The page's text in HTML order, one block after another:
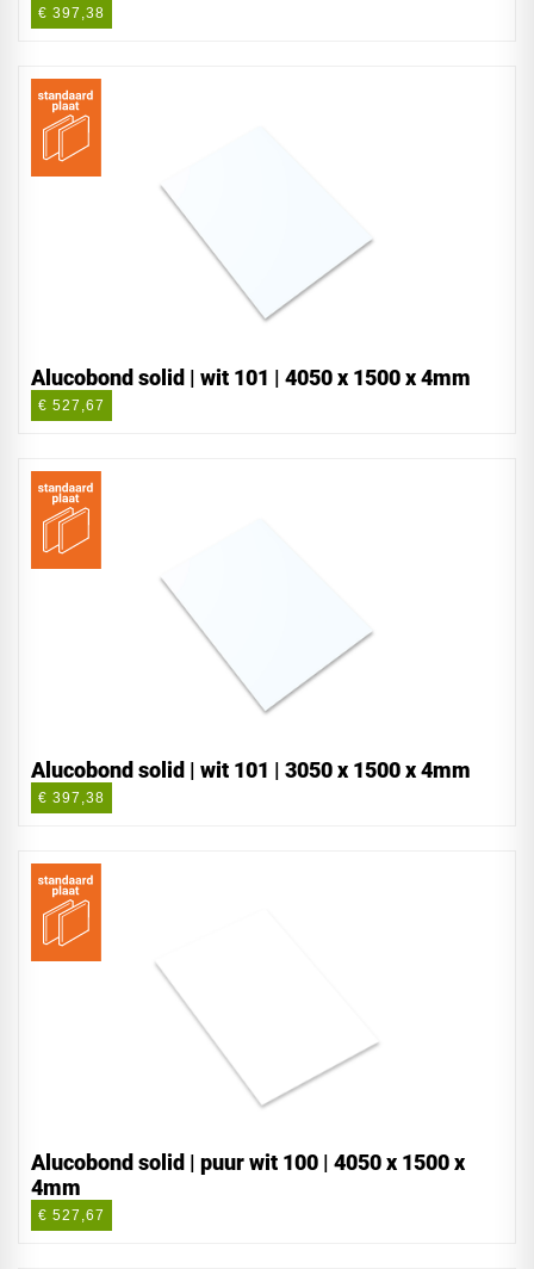
€ 397,38
Alucobond solid | wit 101 | 4050 x 1500 x 4mm
€ 527,67
Alucobond solid | wit 101 | 3050 x 1500 x 4mm
€ 397,38
Alucobond solid | puur wit 100 | 4050 x 1500 x
4mm
€ 527,67